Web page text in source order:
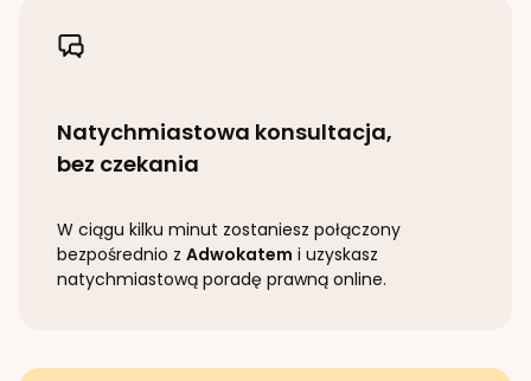
Natychmiastowa konsultacja,
bez czekania
W ciągu kilku minut zostaniesz połączony
bezpośrednio z Adwokatem i uzyskasz
natychmiastową poradę prawną online.